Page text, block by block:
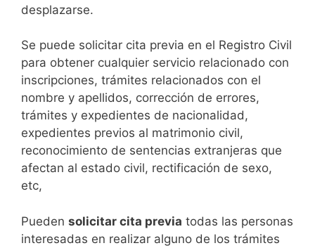
desplazarse.​
Se puede solicitar cita previa en el Registro Civil
para obtener cualquier servicio relacionado con
inscripciones, trámites relacionados con el
nombre y apellidos, corrección de errores,
trámites y expedientes de nacionalidad,
expedientes previos al matrimonio civil,
reconocimiento de sentencias extranjeras que
afectan al estado civil, rectificación de sexo,
etc,
​Pueden solicitar cita previa todas las personas
interesadas en realizar alguno de los trámites